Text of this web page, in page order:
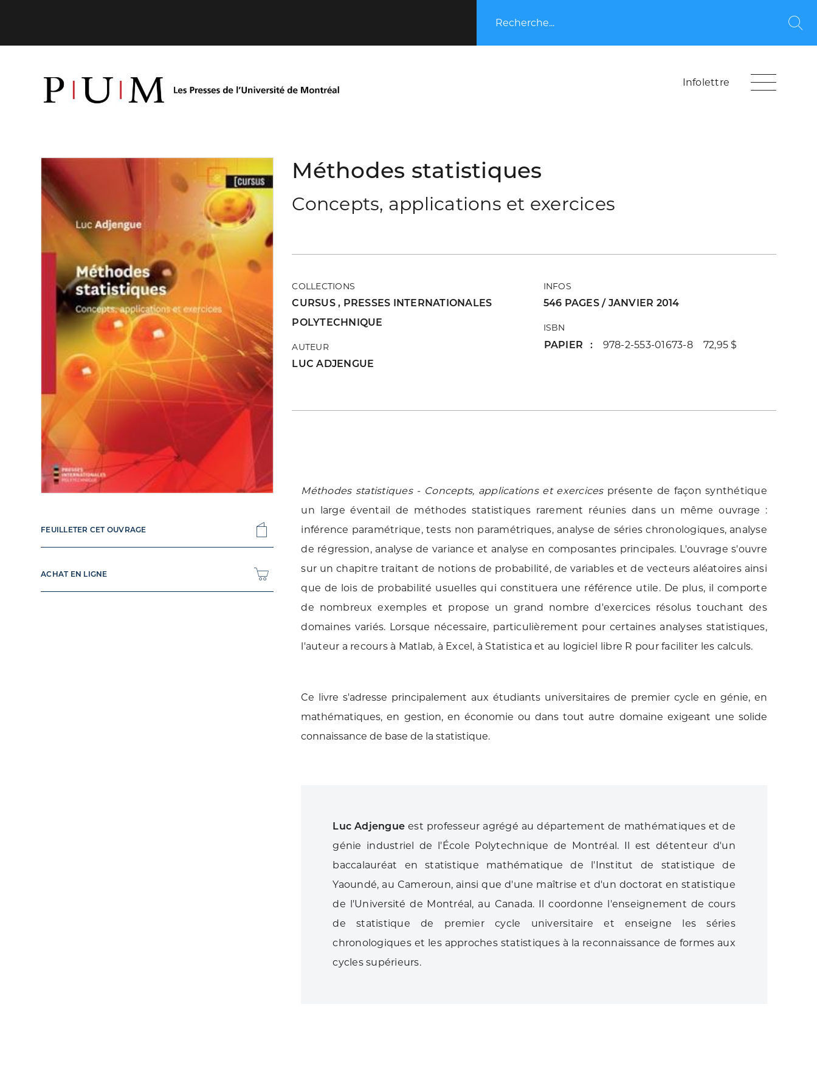
Recherche...
Infolettre
Méthodes statistiques
Concepts, applications et exercices
COLLECTIONS
CURSUS, PRESSES INTERNATIONALES
POLYTECHNIQUE
AUTEUR
LUC ADJENGUE
INFOS
546 PAGES / JANVIER 2014
ISBN
PAPIER 978-2-553-01673-8 72,95 $
Méthodes statistiques - Concepts, applications et exercicesprésente de façon synthétique
un large éventail de méthodes statistiques rarement réunies dans un même ouvrage :
inférence paramétrique, tests non paramétriques, analyse de séries chronologiques, analyse
de régression, analyse de variance et analyse en composantes principales. L'ouvrage s'ouvre
sur un chapitre traitant de notions de probabilité, de variables et de vecteurs aléatoires ainsi
que de lois de probabilité usuelles qui constituera une référence utile. De plus, il comporte
de nombreux exemples et propose un grand nombre d'exercices résolus touchant des
domaines variés. Lorsque nécessaire, particulièrement pour certaines analyses statistiques,
l'auteur a recours à Matlab, à Excel, à Statistica et au logiciel libre R pour faciliter les calculs.
Ce livre s'adresse principalement aux étudiants universitaires de premier cycle en génie, en
mathématiques, en gestion, en économie ou dans tout autre domaine exigeant une solide
connaissance de base de la statistique.
Luc Adjengue est professeur agrégé au département de mathématiques et de
génie industriel de l'École Polytechnique de Montréal. Il est détenteur d'un
baccalauréat en statistique mathématique de l'Institut de statistique de
Yaoundé, au Cameroun, ainsi que d'une maîtrise et d'un doctorat en statistique
de l'Université de Montréal, au Canada. Il coordonne l'enseignement de cours
de statistique de premier cycle universitaire et enseigne les séries
chronologiques et les approches statistiques à la reconnaissance de formes aux
cycles supérieurs.
FEUILLETER CET OUVRAGE
ACHAT EN LIGNE